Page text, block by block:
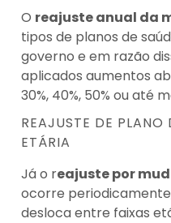
O reajuste anual da
tipos de planos de
governo e em razão
aplicados aumentos
30%, 40%, 50% ou até
REAJUSTE DE PLANO
ETÁRIA
Já o reajuste por
ocorre
desloca entre faixas